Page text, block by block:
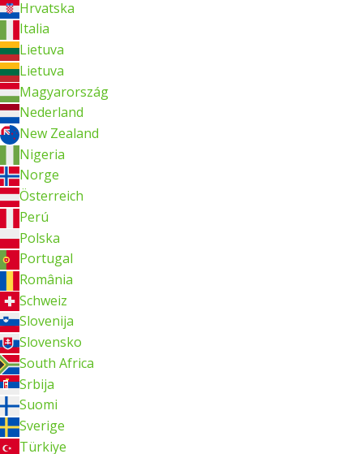
Hrvatska
Italia
Lietuva
Lietuva
Magyarország
Nederland
New Zealand
Nigeria
Norge
Österreich
Perú
Polska
Portugal
România
Schweiz
Slovenija
Slovensko
South Africa
Srbija
Suomi
Sverige
Türkiye